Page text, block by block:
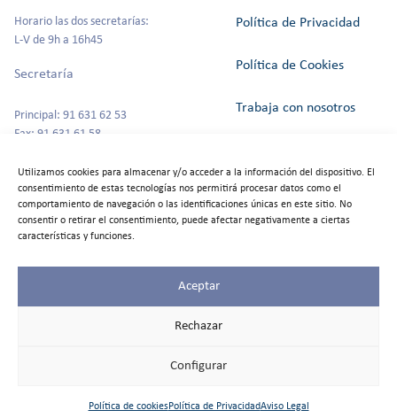
Utilizamos cookies para almacenar y/o acceder a la información del dispositivo. El
consentimiento de estas tecnologías nos permitirá procesar datos como el
comportamiento de navegación o las identificaciones únicas en este sitio. No
consentir o retirar el consentimiento, puede afectar negativamente a ciertas
características y funciones.
Aceptar
Rechazar
Configurar
Política de cookiesPolítica de PrivacidadAviso Legal
Horario las dos secretarías:
L-V de 9h a 16h45
Secretaría
Principal: 91 631 62 53
Fax: 91 631 61 58
Escuela Infantil
Política de Privacidad
Política de Cookies
Trabaja con nosotros
Alquiler de espacios